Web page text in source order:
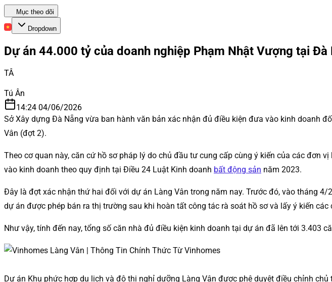
Mục theo dõi
Dropdown
Dự án 44.000 tỷ của doanh nghiệp Phạm Nhật Vượng tại
TÂ
Tú Ân
14:24 04/06/2026
Sở Xây dựng Đà Nẵng vừa ban hành văn bản xác nhận đủ điều kiện đưa vào kinh doanh
Vân (đợt 2).
Theo cơ quan này, căn cứ hồ sơ pháp lý do chủ đầu tư cung cấp cùng ý kiến của các đơn
vào kinh doanh theo quy định tại Điều 24 Luật Kinh doanh bất động sản năm 2023.
Đây là đợt xác nhận thứ hai đối với dự án Làng Vân trong năm nay. Trước đó, vào tháng
dự án được phép bán ra thị trường sau khi hoàn tất công tác rà soát hồ sơ và lấy ý kiến các
Như vậy, tính đến nay, tổng số căn nhà đủ điều kiện kinh doanh tại dự án đã lên tới 3.403
Dự án Khu phức hợp du lịch và đô thị nghỉ dưỡng Làng Vân được phê duyệt điều chỉnh